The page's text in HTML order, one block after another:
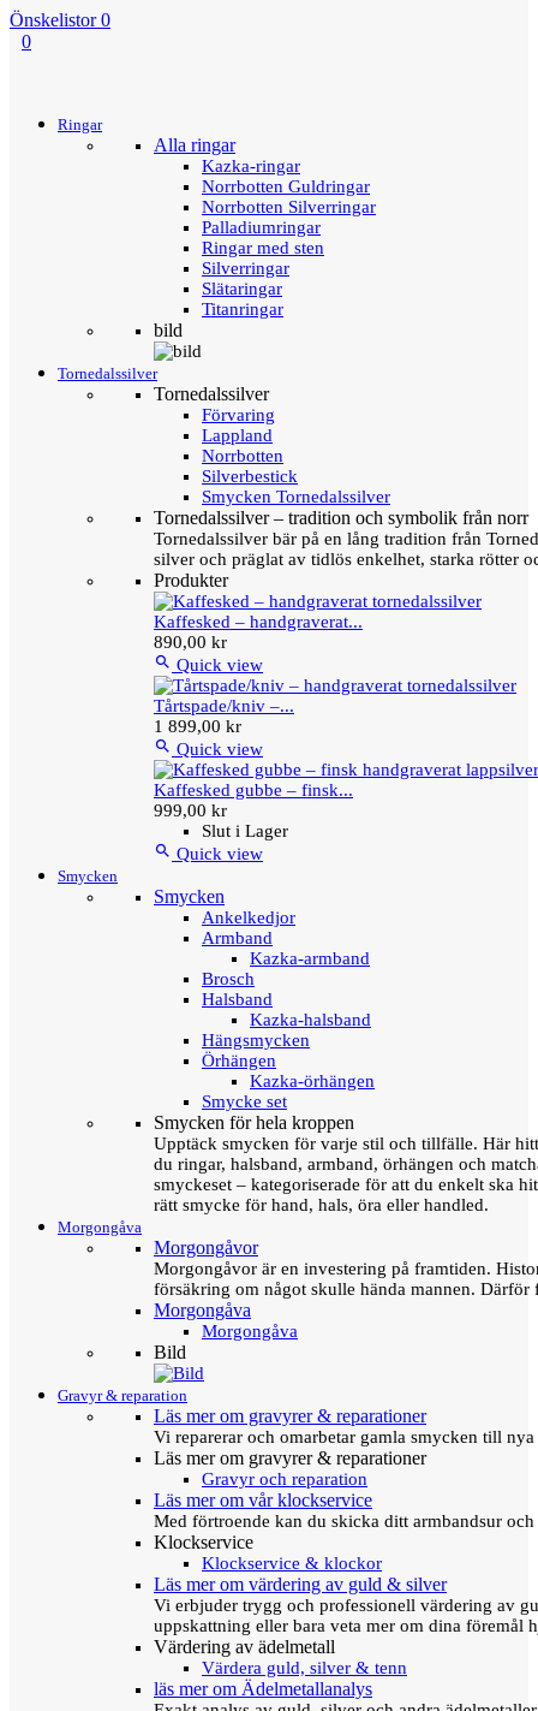
Önskelistor 0
0
Ringar
Alla ringar
Kazka-ringar
Norrbotten Guldringar
Norrbotten Silverringar
Palladiumringar
Ringar med sten
Silverringar
Slätaringar
Titanringar
bild
Tornedalssilver
Tornedalssilver
Förvaring
Lappland
Norrbotten
Silverbestick
Smycken Tornedalssilver
Tornedalssilver – tradition och symbolik från norr
Tornedalssilver bär på en lång tradition från
silver och präglat av tidlös enkelhet, starka rötter
Produkter
Kaffesked – handgraverat...
890,00 kr
 Quick view
Tårtspade/kniv –...
1 899,00 kr
 Quick view
Kaffesked gubbe – finsk...
999,00 kr
Slut i Lager
 Quick view
Smycken
Smycken
Ankelkedjor
Armband
Kazka-armband
Brosch
Halsband
Kazka-halsband
Hängsmycken
Örhängen
Kazka-örhängen
Smycke set
Smycken för hela kroppen
Upptäck smycken för varje stil och tillfälle. Här
du ringar, halsband, armband, örhängen och
smyckeset – kategoriserade för att du enkelt ska
rätt smycke för hand, hals, öra eller handled.
Morgongåva
Morgongåvor
Morgongåvor är en investering på framtiden.
försäkring om något skulle hända mannen.
Morgongåva
Morgongåva
Bild
Gravyr & reparation
Läs mer om gravyrer & reparationer
Vi reparerar och omarbetar gamla smycken till
Läs mer om gravyrer & reparationer
Gravyr och reparation
Läs mer om vår klockservice
Med förtroende kan du skicka ditt armbandsur
Klockservice
Klockservice & klockor
Läs mer om värdering av guld & silver
Vi erbjuder trygg och professionell värdering av
uppskattning eller bara veta mer om dina föremål
Värdering av ädelmetall
Värdera guld, silver & tenn
läs mer om Ädelmetallanalys